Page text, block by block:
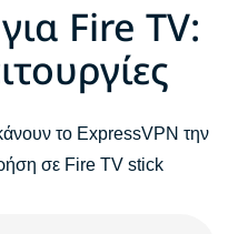
Fire TV:
το ExpressVPN την
σε Fire TV stick